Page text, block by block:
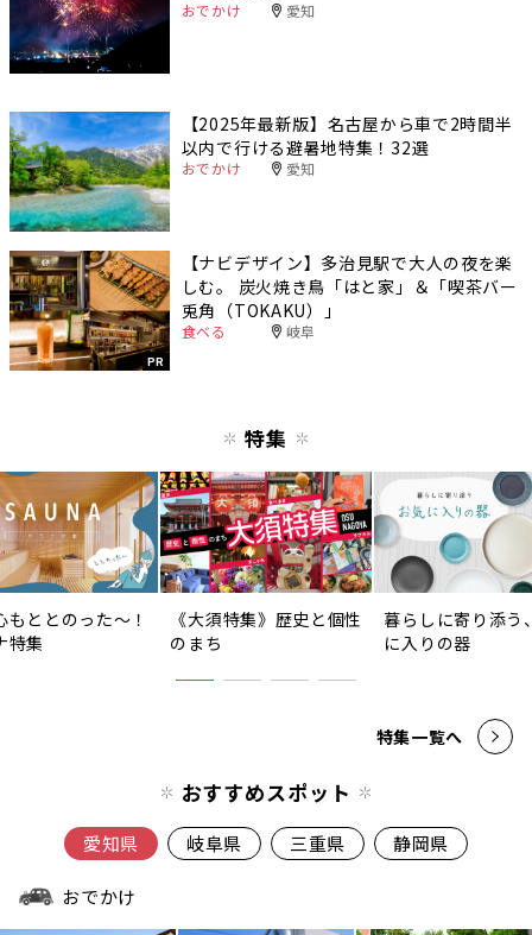
おでかけ 愛知
【2025年最新版】名古屋から車で2時間半
以内で行ける避暑地特集！32選
おでかけ 愛知
PR
【ナビデザイン】多治見駅で大人の夜を楽
しむ。 炭火焼き鳥「はと家」＆「喫茶バー
兎角（TOKAKU）」
食べる 岐阜
特集
もととのった〜！
特集
《大須特集》歴史と個性
のまち
暮らしに寄り添う
に入りの器
特集一覧へ
おすすめスポット
愛知県 岐阜県 三重県 静岡県
おでかけ